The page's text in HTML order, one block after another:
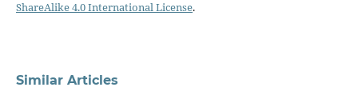
ShareAlike 4.0 International License.
Similar Articles